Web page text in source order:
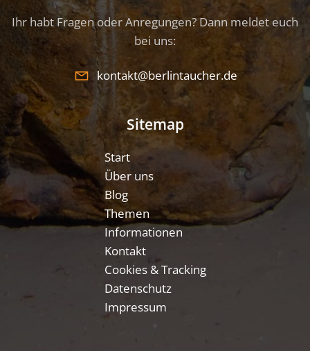
Ihr habt Fragen oder Anregungen? Dann meldet euch
bei uns:
kontakt@berlintaucher.de
Sitemap
Start
Über uns
Blog
Themen
Informationen
Kontakt
Cookies & Tracking
Datenschutz
Impressum